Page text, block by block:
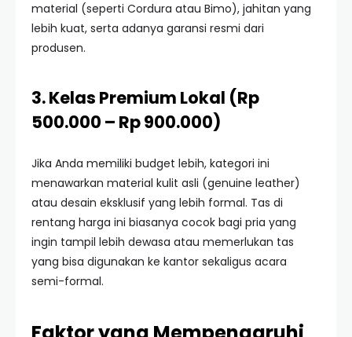
material (seperti Cordura atau Bimo), jahitan yang
lebih kuat, serta adanya garansi resmi dari
produsen.
3. Kelas Premium Lokal (Rp
500.000 – Rp 900.000)
Jika Anda memiliki budget lebih, kategori ini
menawarkan material kulit asli (genuine leather)
atau desain eksklusif yang lebih formal. Tas di
rentang harga ini biasanya cocok bagi pria yang
ingin tampil lebih dewasa atau memerlukan tas
yang bisa digunakan ke kantor sekaligus acara
semi-formal.